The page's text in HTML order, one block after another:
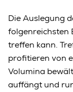
Die Auslegung
folgenreichsten
treffen kann.
profitieren von
Volumina
auffängt und